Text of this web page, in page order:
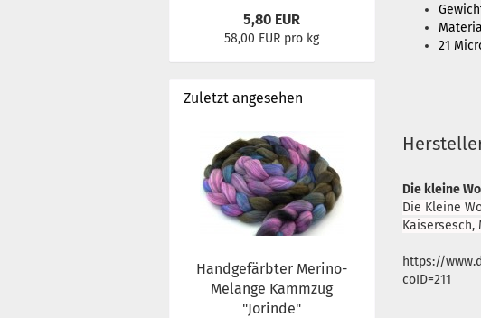
21
Die kleine
Die Kleine
https://
coID=211
5,80 EUR
58,00 EUR pro kg
Zuletzt angesehen
Handgefärbter Merino-
Melange Kammzug
"Jorinde"